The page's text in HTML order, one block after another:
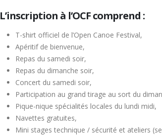
L’inscription à l’OCF comprend :
T-shirt officiel de l’Open Canoe Festival,
Apéritif de bienvenue,
Repas du samedi soir,
Repas du dimanche soir,
Concert du samedi soir,
Participation au grand tirage au sort du
Pique-nique spécialités locales du lundi midi,
Navettes gratuites,
Mini stages technique / sécurité et ateliers